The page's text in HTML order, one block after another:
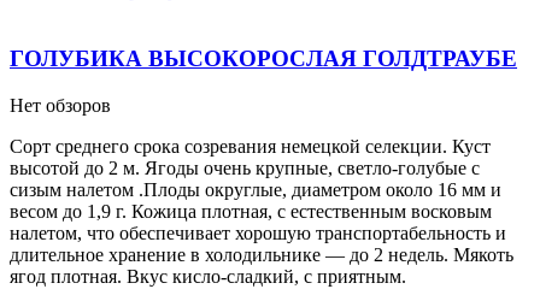
ГОЛУБИКА ВЫСОКОРОСЛАЯ ГОЛДТРАУБЕ
Нет обзоров
Сорт среднего срока созревания немецкой селекции. Куст
высотой до 2 м. Ягоды очень крупные, светло-голубые с
сизым налетом .Плоды округлые, диаметром около 16 мм и
весом до 1,9 г. Кожица плотная, с естественным восковым
налетом, что обеспечивает хорошую транспортабельность и
длительное хранение в холодильнике — до 2 недель. Мякоть
ягод плотная. Вкус кисло-сладкий, с приятным.